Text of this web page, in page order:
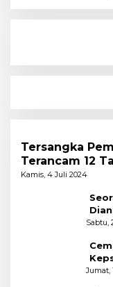
Tersangka
Terancam 12
Kamis, 4 Juli 2024
Sabtu,
Jumat,